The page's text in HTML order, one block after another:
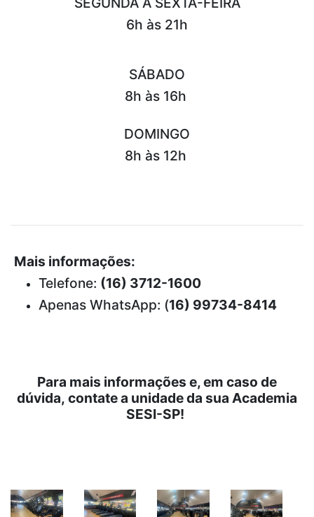
6h às 21h
SÁBADO
8h às 16h
DOMINGO
8h às 12h
Mais informações:
Telefone: (16) 3712-1600
Apenas WhatsApp: (16) 99734-8414
Para mais informações e, em caso de
dúvida, contate a unidade da sua Academia
SESI-SP!